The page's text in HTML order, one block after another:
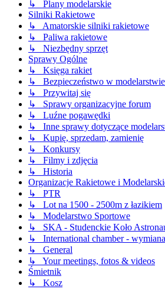
↳ Plany modelarskie
Silniki Rakietowe
↳ Amatorskie silniki rakietowe
↳ Paliwa rakietowe
↳ Niezbędny sprzęt
Sprawy Ogólne
↳ Księga rakiet
↳ Bezpieczeństwo w
↳ Przywitaj się
↳ Sprawy organizacyjne forum
↳ Luźne pogawędki
↳ Inne sprawy dotyczące
↳ Kupię, sprzedam, zamienię
↳ Konkursy
↳ Filmy i zdjęcia
↳ Historia
Organizacje Rakietowe i
↳ PTR
↳ Lot na 1500 - 2500m z łazikiem
↳ Modelarstwo Sportowe
↳ SKA - Studenckie Koło
↳ International chamber -
↳ General
↳ Your meetings, fotos & videos
Śmietnik
↳ Kosz